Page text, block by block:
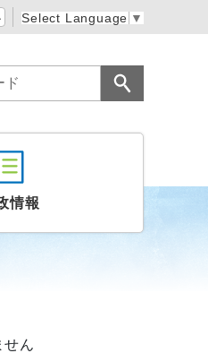
Select Language ▼
情報
せん